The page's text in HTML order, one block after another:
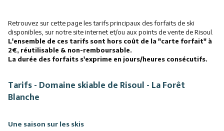
Retrouvez sur cette page les tarifs principaux des forfaits de ski
disponibles, sur notre site internet et/ou aux points de vente de Risoul.
L'ensemble de ces tarifs sont hors coût de la "carte forfait" à
2€, réutilisable & non-remboursable.
La durée des forfaits s'exprime en jours/heures consécutifs.
Tarifs - Domaine skiable de Risoul - La Forêt
Blanche
Une saison sur les skis